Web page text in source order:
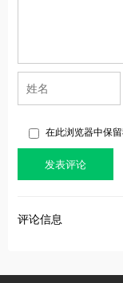
在此浏览器中保
评论信息